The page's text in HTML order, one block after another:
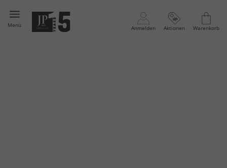
Menü Anmelden Aktionen Warenkorb